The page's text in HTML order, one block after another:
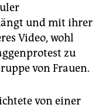
und mit ihrer
Video, wohl
zu
von Frauen.
von einer